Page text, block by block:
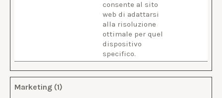
consente al sito
web di adattarsi
alla risoluzione
ottimale per quel
dispositivo
specifico.
Marketing (1)